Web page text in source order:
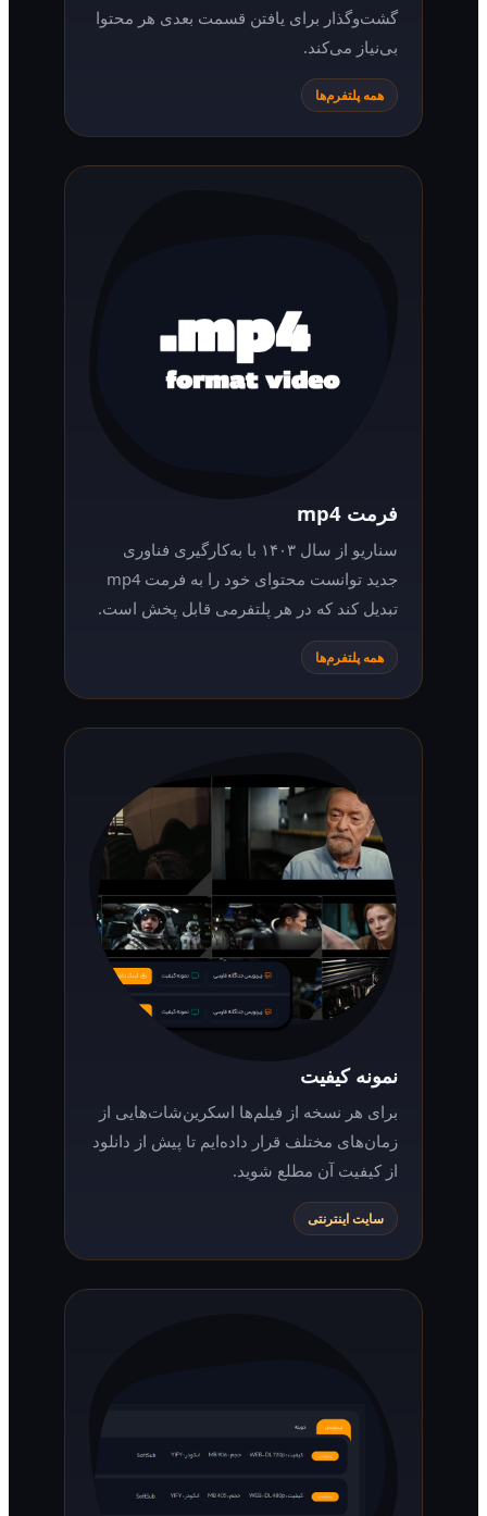
گشت‌وگذار برای یافتن قسمت بعدی هر محتوا
بی‌نیاز می‌کند.
همه پلتفرم‌ها
سناریو از سال ۱۴۰۳ با به‌کارگیری فناوری
جدید توانست محتوای خود را به فرمت mp4
تبدیل کند که در هر پلتفرمی قابل پخش است.
همه پلتفرم‌ها
نمونه کیفیت
برای هر نسخه از فیلم‌ها اسکرین‌شات‌هایی از
زمان‌های مختلف قرار داده‌ایم تا پیش از دانلود
از کیفیت آن مطلع شوید.
سایت اینترنتی